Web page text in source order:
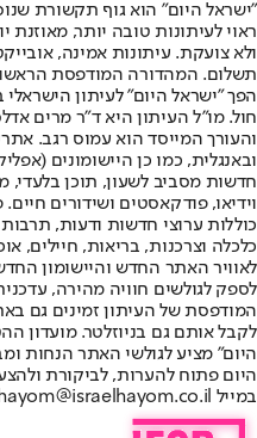
"ישראל היום" הוא גוף תקשורת
ראוי לעיתונות טובה יותר,
ולא צועקת. עיתונות אמינה,
הפך "ישראל היום" לעיתון
חול. מו"ל העיתון היא ד"ר מרים
והעורך המייסד הוא עמוס רגב.
חדשות מסביב לשעון, תוכן בלעדי,
וידיאו, פודקאסטים ושידורים
כוללות ערוצי חדשות ודעות, תרבות
לאוויר האתר החדש והיישומון
לספק לגולשים חוויה מהירה,
המודפסת של העיתון זמינים גם
לקבל אותם גם בניוזלטר. מועדון
היום" מציע לגולשי האתר הנחות
היום פתוח להערות, לביקורת
במייל hayom@israelhayom.co.il.